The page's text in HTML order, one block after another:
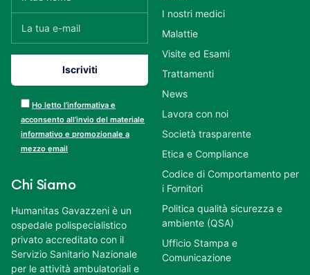
Ho letto l’informativa e
acconsento all’invio del materiale
informativo e promozionale a
mezzo email
Chi Siamo
Humanitas Gavazzeni è un
ospedale polispecialistico
privato accreditato con il
Servizio Sanitario Nazionale
per le attività ambulatoriali e
I nostri medici
Malattie
Visite ed Esami
Trattamenti
News
Lavora con noi
Società trasparente
Etica e Compliance
Codice di Comportamento per
i Fornitori
Politica qualità sicurezza e
ambiente (QSA)
Ufficio Stampa e
Comunicazione